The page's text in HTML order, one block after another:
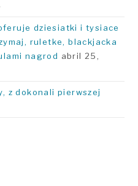
dziesiatki i tysiace
ruletke, blackjacka
nagrod abril 25,
z dokonali pierwszej